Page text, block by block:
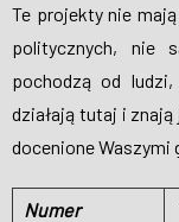
Te projekty nie
politycznych, nie
pochodzą od
działają tutaj i
docenione Waszymi
Numer